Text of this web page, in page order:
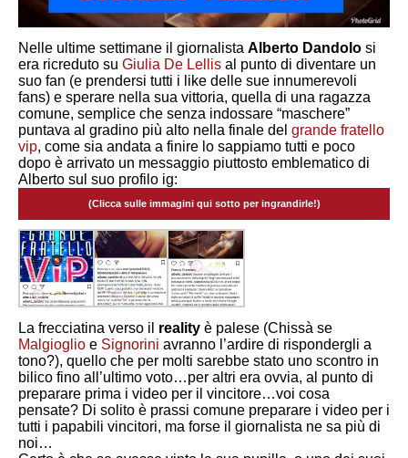
Nelle ultime settimane il giornalista Alberto Dandolo si
era ricreduto su Giulia De Lellis al punto di diventare un
suo fan (e prendersi tutti i like delle sue innumerevoli
fans) e sperare nella sua vittoria, quella di una ragazza
comune, semplice che senza indossare “maschere”
puntava al gradino più alto nella finale del grande fratello
vip, come sia andata a finire lo sappiamo tutti e poco
dopo è arrivato un messaggio piuttosto emblematico di
Alberto sul suo profilo ig:
(Clicca sulle immagini qui sotto per ingrandirle!)
La frecciatina verso il reality è palese (Chissà se
Malgioglio e Signorini avranno l’ardire di rispondergli a
tono?), quello che per molti sarebbe stato uno scontro in
bilico fino all’ultimo voto…per altri era ovvia, al punto di
preparare prima i video per il vincitore…voi cosa
pensate? Di solito è prassi comune preparare i video per i
tutti i papabili vincitori, ma forse il giornalista ne sa più di
noi…